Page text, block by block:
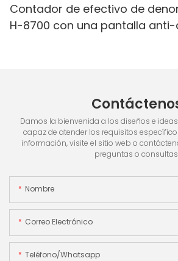
Contador de efectivo de
H-8700 con una pantalla
Damos la bienvenida a los diseños e
capaz de atender los requisitos
información, visite el sitio web o
preguntas o
Nombre
Correo Electrónico
Teléfono/whatsapp